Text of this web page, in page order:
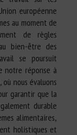
européenne
au moment de
de règles
bien-être des
se poursuit
notre réponse à
nous évaluons
garantir que la
durable
alimentaires,
holistiques et